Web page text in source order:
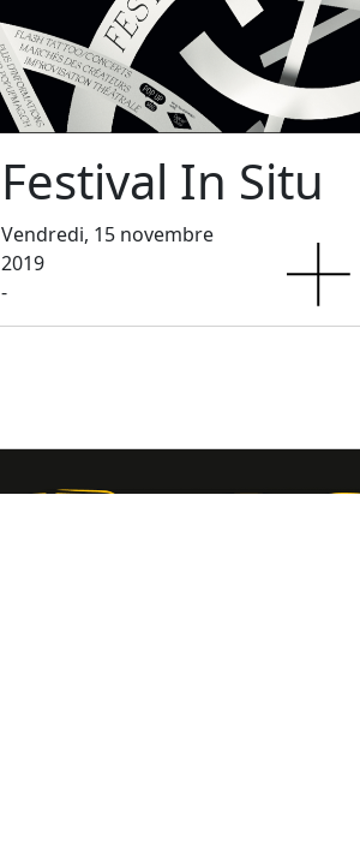
Festival In Situ
Vendredi, 15 novembre
2019
-